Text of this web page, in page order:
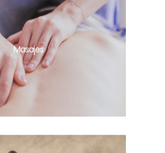
Masajes